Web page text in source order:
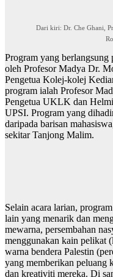
Dari kiri: Dr. Che Ghani,
Program yang
oleh Profesor Madya Dr.
Pengetua Kolej-kolej
program ialah Profesor
Pengetua UKLK dan
UPSI. Program yang
daripada barisan
sekitar Tanjong Malim.
Selain acara larian,
lain yang menarik dan
mewarna, persembahan
menggunakan kain pelikat
warna bendera Palestin
yang memberikan peluang
dan kreativiti mereka. Di